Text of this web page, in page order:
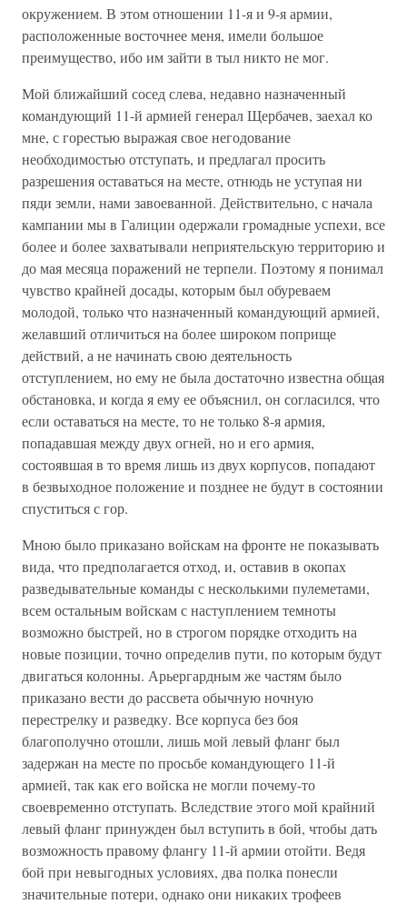
окружением. В этом отношении 11-я и 9-я армии,
расположенные восточнее меня, имели большое
преимущество, ибо им зайти в тыл никто не мог.
Мой ближайший сосед слева, недавно назначенный
командующий 11-й армией генерал Щербачев, заехал ко
мне, с горестью выражая свое негодование
необходимостью отступать, и предлагал просить
разрешения оставаться на месте, отнюдь не уступая ни
пяди земли, нами завоеванной. Действительно, с начала
кампании мы в Галиции одержали громадные успехи, все
более и более захватывали неприятельскую территорию и
до мая месяца поражений не терпели. Поэтому я понимал
чувство крайней досады, которым был обуреваем
молодой, только что назначенный командующий армией,
желавший отличиться на более широком поприще
действий, а не начинать свою деятельность
отступлением, но ему не была достаточно известна общая
обстановка, и когда я ему ее объяснил, он согласился, что
если оставаться на месте, то не только 8-я армия,
попадавшая между двух огней, но и его армия,
состоявшая в то время лишь из двух корпусов, попадают
в безвыходное положение и позднее не будут в состоянии
спуститься с гор.
Мною было приказано войскам на фронте не показывать
вида, что предполагается отход, и, оставив в окопах
разведывательные команды с несколькими пулеметами,
всем остальным войскам с наступлением темноты
возможно быстрей, но в строгом порядке отходить на
новые позиции, точно определив пути, по которым будут
двигаться колонны. Арьергардным же частям было
приказано вести до рассвета обычную ночную
перестрелку и разведку. Все корпуса без боя
благополучно отошли, лишь мой левый фланг был
задержан на месте по просьбе командующего 11-й
армией, так как его войска не могли почему-то
своевременно отступать. Вследствие этого мой крайний
левый фланг принужден был вступить в бой, чтобы дать
возможность правому флангу 11-й армии отойти. Ведя
бой при невыгодных условиях, два полка понесли
значительные потери, однако они никаких трофеев